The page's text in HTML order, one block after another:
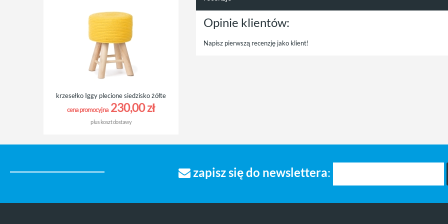
Opinie klientów:
Napisz pierwszą recenzję jako klient!
krzesełko Iggy plecione siedzisko żółte
cena promocyjna 230,00 zł
pluskoszt dostawy
zapisz się do newslettera: